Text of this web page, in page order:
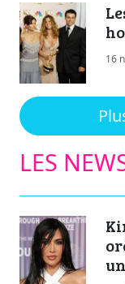
16
LES